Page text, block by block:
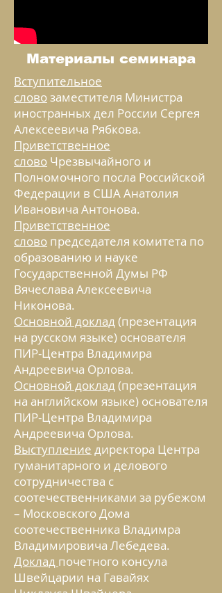
Материалы семинара
Вступительное
словозаместителя Министра
иностранных дел России Сергея
Алексеевича Рябкова.
Приветственное
слово Чрезвычайного и
Полномочного посла Российской
Федерации в США Анатолия
Ивановича Антонова.
Приветственное
слово председателя комитета по
образованию и науке
Государственной Думы РФ
Вячеслава Алексеевича
Никонова.
Основной доклад(презентация
на русском языке) основателя
ПИР-Центра Владимира
Андреевича Орлова.
Основной доклад(презентация
на английском языке) основателя
ПИР-Центра Владимира
Андреевича Орлова.
Выступление директора Центра
гуманитарного и делового
сотрудничества с
соотечественниками за рубежом
– Московского Дома
соотечественника Владимра
Владимировича Лебедева.
Доклад почетного консула
Швейцарии на Гавайях
Никлауса Швайцера.